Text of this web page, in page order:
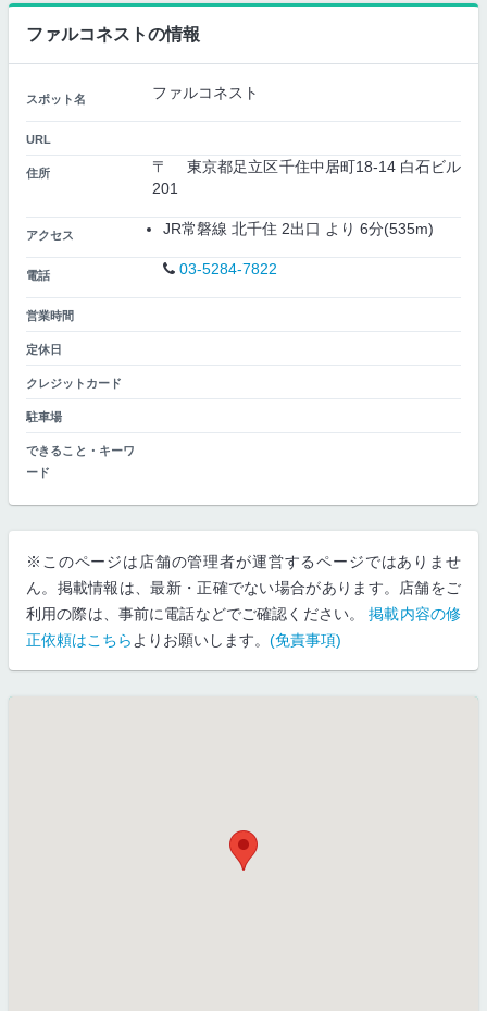
ファルコネストの情報
スポット名 ファルコネスト
URL
住所
〒 東京都足立区千住中居町18-14 白石ビル
201
アクセス JR常磐線 北千住 2出口 より 6分(535m)
電話 03-5284-7822
営業時間
定休日
クレジットカード
駐車場
できること・キーワ
ード
※このページは店舗の管理者が運営するページではありませ
ん。掲載情報は、最新・正確でない場合があります。店舗をご
利用の際は、事前に電話などでご確認ください。掲載内容の修
正依頼はこちら よりお願いします。 (免責事項)